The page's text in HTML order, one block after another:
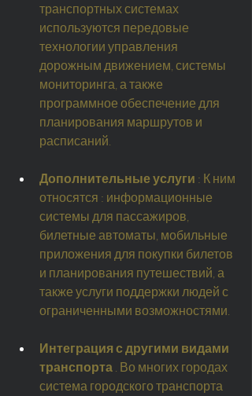
транспортных системах
используются передовые
технологии управления
дорожным движением, системы
мониторинга, а также
программное обеспечение для
планирования маршрутов и
расписаний.
Дополнительные услуги : К ним
относятся : информационные
системы для пассажиров,
билетные автоматы, мобильные
приложения для покупки билетов
и планирования путешествий, а
также услуги поддержки людей с
ограниченными возможностями.
Интеграция с другими видами
транспорта . Во многих городах
система городского транспорта